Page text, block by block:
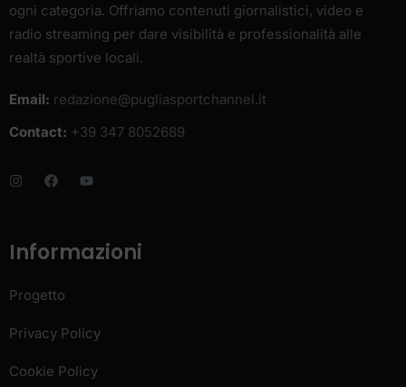
ogni categoria. Offriamo contenuti giornalistici, video e
radio streaming per dare visibilità e professionalità alle
realtà sportive locali.
Email: redazione@pugliasportchannel.it
Contact: +39 347 8052689
Informazioni
Progetto
Privacy Policy
Cookie Policy